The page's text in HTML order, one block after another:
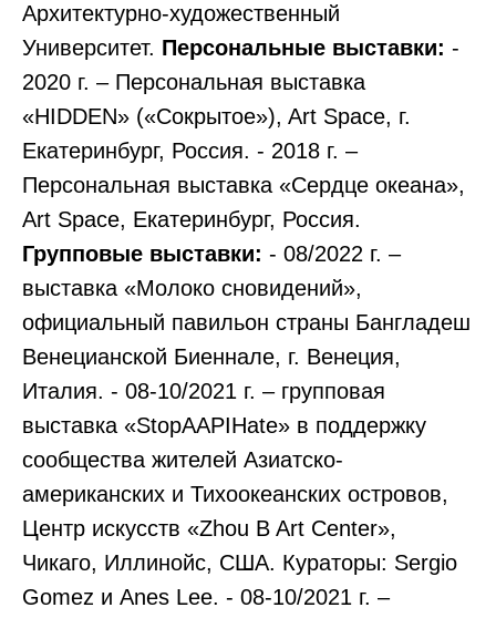
Архитектурно-художественный
Университет. Персональные выставки: -
2020 г. – Персональная выставка
«HIDDEN» («Сокрытое»), Art Space, г.
Екатеринбург, Россия. - 2018 г. –
Персональная выставка «Сердце океана»,
Art Space, Екатеринбург, Россия.
Групповые выставки: - 08/2022 г. –
выставка «Молоко сновидений»,
официальный павильон страны Бангладеш
Венецианской Биеннале, г. Венеция,
Италия. - 08-10/2021 г. – групповая
выставка «StopAAPIHate» в поддержку
сообщества жителей Азиатско-
американских и Тихоокеанских островов,
Центр искусств «Zhou B Art Center»,
Чикаго, Иллинойс, США. Кураторы: Sergio
Gomez и Anes Lee. - 08-10/2021 г. –